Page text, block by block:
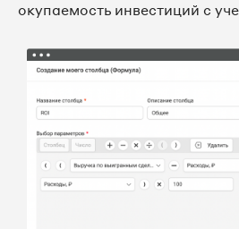
окупаемость инвестиций с